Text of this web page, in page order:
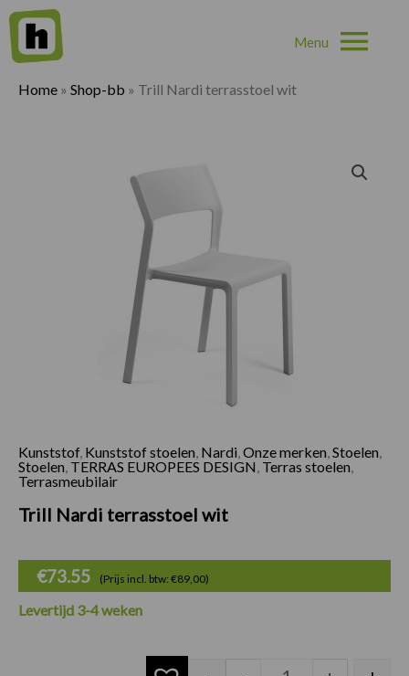
Home » Shop-bb » Trill Nardi terrasstoel wit
Kunststof, Kunststof stoelen Nardi Onze merken Stoelen
Stoelen TERRAS EUROPEES DESIGN Terras stoelen
Terrasmeubilair
Trill Nardi terrasstoel wit
€73.55 (Prijs incl. btw: €89,00)
Levertijd 3-4 weken
Trill Nardi